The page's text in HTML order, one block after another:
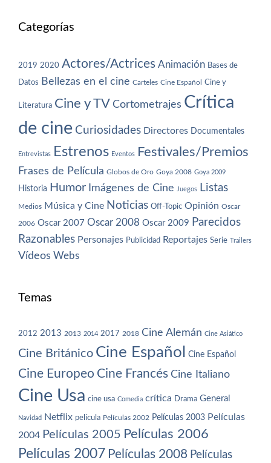
Categorías
2019 2020 Actores/Actrices Animación Bases de
Datos Bellezas en el cine Carteles Cine Español Cine y
Literatura Cine y TV Cortometrajes Crítica
de cine Curiosidades Directores Documentales
Entrevistas Estrenos Eventos Festivales/Premios
Frases de Película Globos de Oro Goya 2008 Goya 2009
Historia Humor Imágenes de Cine Juegos Listas
Medios Música y Cine Noticias Off-Topic Opinión Oscar
2006 Oscar 2007 Oscar 2008 Oscar 2009 Parecidos
Razonables Personajes Publicidad Reportajes Serie Trailers
Vídeos Webs
Temas
2012 2013 2013 2014 2017 2018 Cine Alemán Cine Asiático
Cine Británico Cine Español Cine Español
Cine Europeo Cine Francés Cine Italiano
Cine Usa cine usa Comedia crítica Drama General
Navidad Netflix película Películas 2002 Películas 2003 Películas
2004 Películas 2005 Películas 2006
Películas 2007 Películas 2008 Películas